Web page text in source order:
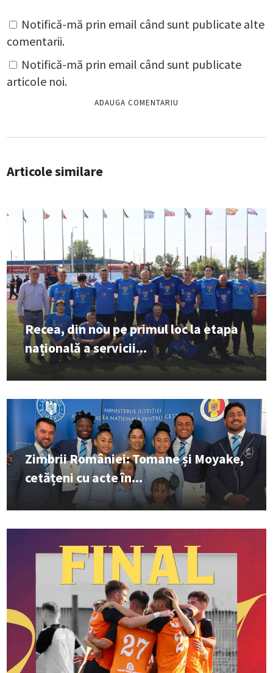
Notifică-mă prin email când sunt publicate alte
comentarii.
Notifică-mă prin email când sunt publicate
articole noi.
Articole similare
Recea, din nou pe primul loc la etapa
națională a servicii...
Zimbrii României: Tomane și Moyake,
cetățeni cu acte în...